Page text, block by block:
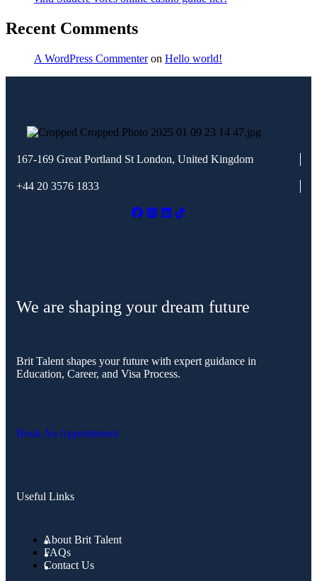
Recent Comments
A WordPress Commenteron Hello world!
167-169 Great Portland St London, United Kingdom
+44 20 3576 1833
We are shaping your dream future
Brit Talent shapes your future with expert guidance in
Education, Career, and Visa Process.
Book An Appointment
Useful Links
About Brit Talent
FAQs
Contact Us